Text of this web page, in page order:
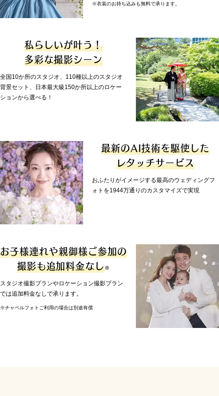
※衣装のお持ち込みも無料で承ります。
私らしいが叶う！
多彩な撮影シーン
全国10か所のスタジオ、110種以上のスタジオ
背景セット、日本最大級150か所以上のロケー
ションから選べる！
最新のAI技術を駆使した
レタッチサービス
おふたりがイメージする最高のウェディングフ
ォトを1944万通りのカスタマイズで実現
お子様連れや親御様ご参加の
撮影も追加料金なし※
スタジオ撮影プランやロケーション撮影プラン
では追加料金なしで承ります。
※チャペルフォトご利用の場合は別途有償